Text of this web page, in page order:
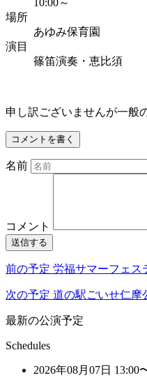
場所
あゆみ保育園
演目
篠笛演奏・恵比須
申し訳ございませんが一般
コメントを書く
名前
コメント
送信する
前の予定 労福サマーフェス
次の予定 道の駅ごいせ仁摩
最新の公演予定
Schedules
2026年08月07日 13:00